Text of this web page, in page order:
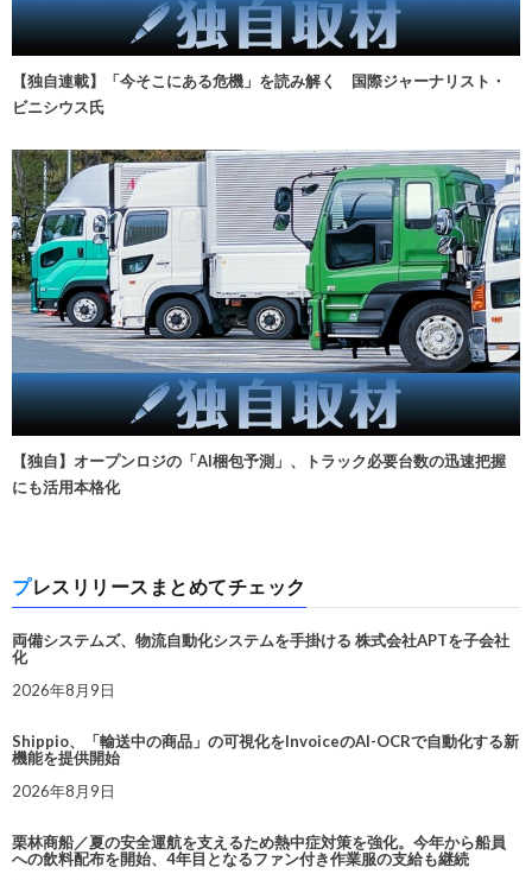
【独自連載】「今そこにある危機」を読み解く 国際ジャーナリスト・
ビニシウス氏
【独自】オープンロジの「AI梱包予測」、トラック必要台数の迅速把握
にも活用本格化
プレスリリースまとめてチェック
両備システムズ、物流自動化システムを手掛ける 株式会社APTを子会社
化
2026年8月9日
Shippio、「輸送中の商品」の可視化をInvoiceのAI-OCRで自動化する新
機能を提供開始
2026年8月9日
栗林商船／夏の安全運航を支えるため熱中症対策を強化。今年から船員
への飲料配布を開始、4年目となるファン付き作業服の支給も継続